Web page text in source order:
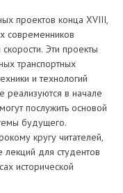
проектов конца XVIII,
современников
Эти проекты
транспортных
и технологий
в начале
послужить основой
будущего.
кругу читателей,
лекций для студентов
исторической